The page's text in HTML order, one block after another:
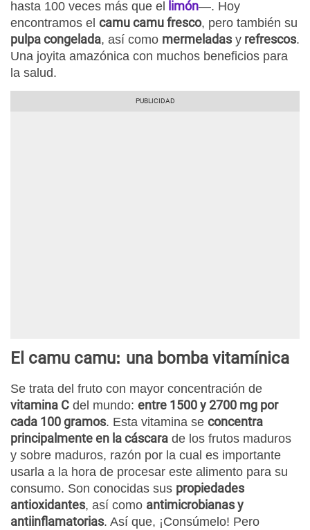
hasta 100 veces más que el
limón—. Hoy
encontramos el camu camu fresco, pero también su
pulpa congelada, así como mermeladas y refrescos.
Una joyita amazónica con muchos beneficios para
la salud.
El camu camu: una bomba vitamínica
Se trata del fruto con mayor concentración de
vitamina C del mundo: entre 1500 y 2700 mg por
cada 100 gramos. Esta vitamina se concentra
principalmente en la cáscara de los frutos maduros
y sobre maduros, razón por la cual es importante
usarla a la hora de procesar este alimento para su
consumo. Son conocidas sus propiedades
antioxidantes, así como antimicrobianas y
antiinflamatorias. Así que, ¡Consúmelo! Pero